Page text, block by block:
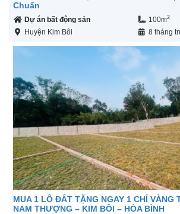
Chuẩn
Dự án bất động sản 100m2
Huyện Kim Bôi 8 tháng
MUA 1 LÔ ĐẤT TẶNG NGAY 1 CHỈ VÀNG
NAM THƯỢNG – KIM BÔI – HÒA BÌNH